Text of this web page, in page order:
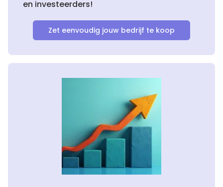
en investeerders!
Zet eenvoudig jouw bedrijf te koop